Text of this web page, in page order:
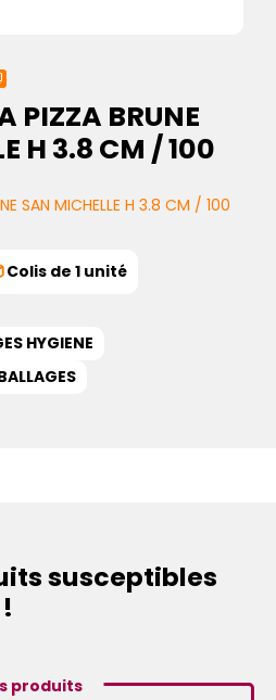
PIZZA BRUNE
H 3.8 CM / 100
SAN MICHELLE H 3.8 CM / 100
Colis de 1 unité
HYGIENE
susceptibles
produits